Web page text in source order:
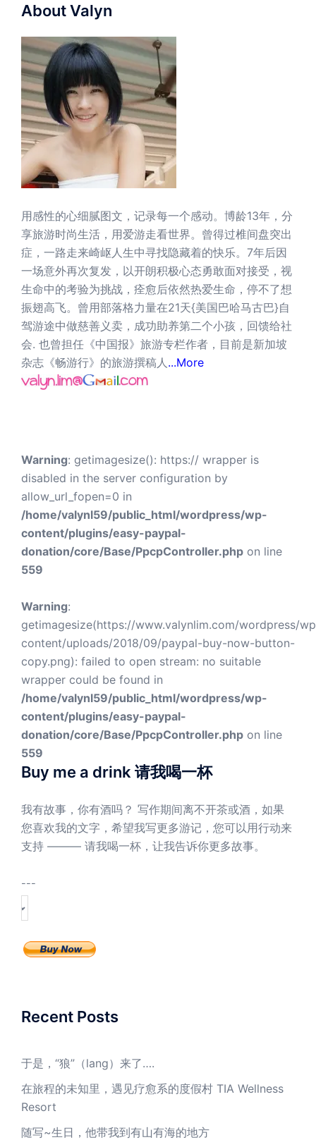
About Valyn
用感性的心细腻图文，记录每一个感动。博龄13年，分
享旅游时尚生活，用爱游走看世界。曾得过椎间盘突出
症，一路走来崎岖人生中寻找隐藏着的快乐。7年后因
一场意外再次复发，以开朗积极心态勇敢面对接受，视
生命中的考验为挑战，痊愈后依然热爱生命，停不了想
振翅高飞。曾用部落格力量在21天{美国巴哈马古巴}自
驾游途中做慈善义卖，成功助养第二个小孩，回馈给社
会. 也曾担任《中国报》旅游专栏作者，目前是新加坡
杂志《畅游行》的旅游撰稿人 ...More
Warning: getimagesize(): https:// wrapper is
disabled in the server configuration by
allow_url_fopen=0 in
/home/valynl59/public_html/wordpress/wp-
content/plugins/easy-paypal-
donation/core/Base/PpcpController.php on line
559
Warning:
getimagesize(https://www.valynlim.com/wordpress/
content/uploads/2018/09/paypal-buy-now-button-
copy.png): failed to open stream: no suitable
wrapper could be found in
/home/valynl59/public_html/wordpress/wp-
content/plugins/easy-paypal-
donation/core/Base/PpcpController.php on line
559
Buy me a drink 请我喝一杯
我有故事，你有酒吗？ 写作期间离不开茶或酒，如果
您喜欢我的文字，希望我写更多游记，您可以用行动来
支持 ——— 请我喝一杯，让我告诉你更多故事。
---
Recent Posts
于是，“狼”（lang）来了….
在旅程的未知里，遇见疗愈系的度假村 TIA Wellness
Resort
随写~生日，他带我到有山有海的地方